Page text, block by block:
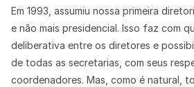
Em 1993, assumiu nossa primeira
e não mais presidencial. Isso faz com
deliberativa entre os diretores e
de todas as secretarias, com seus
coordenadores. Mas, como é natural,